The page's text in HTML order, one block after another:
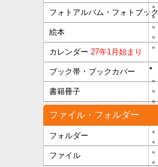
フォトアルバム・フォトブック
絵本
カレンダー 27年1月始まり
ブック帯・ブックカバー
書籍冊子
ファイル・フォルダー
フォルダー
ファイル